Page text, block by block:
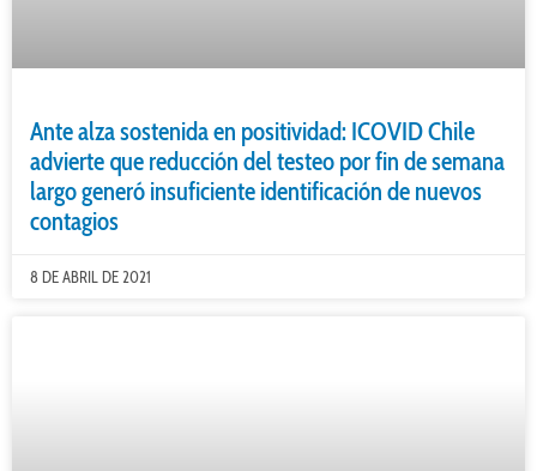
Ante alza sostenida en positividad: ICOVID Chile
advierte que reducción del testeo por fin de semana
largo generó insuficiente identificación de nuevos
contagios
8 DE ABRIL DE 2021